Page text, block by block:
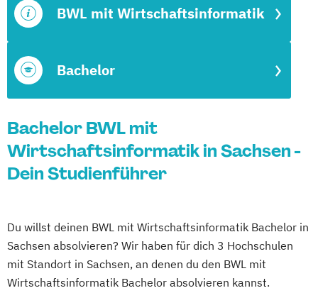
Bachelor
BWL mit Wirtschaftsinformatik
Bachelor BWL mit
Wirtschaftsinformatik in Sachsen -
Dein Studienführer
Du willst deinen BWL mit Wirtschaftsinformatik Bachelor in
Sachsen absolvieren? Wir haben für dich 3 Hochschulen
mit Standort in Sachsen, an denen du den BWL mit
Wirtschaftsinformatik Bachelor absolvieren kannst.